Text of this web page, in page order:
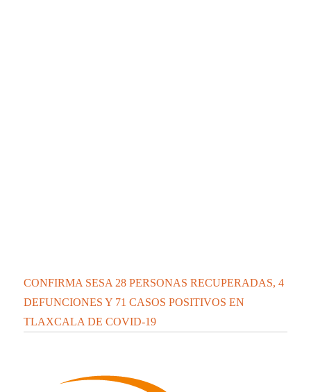
CONFIRMA SESA 28 PERSONAS RECUPERADAS, 4
DEFUNCIONES Y 71 CASOS POSITIVOS EN
TLAXCALA DE COVID-19